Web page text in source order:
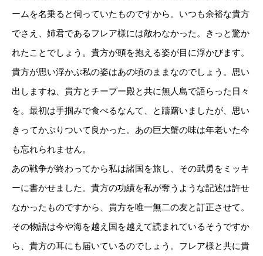
ームを名乗ると伺っていたものですから。いつも余裕な貴方
でさえ、姉君であるフレア様には敵わなかった。きっと驚か
れたことでしょう。貴方が頭を抱える姿が目に浮かびます。
貴方が思い浮かぶ私の姿はあの頃のままなのでしょう。思い
出しますね、貴方とチープー殿と共に無人島で語らった日々
を。最初は手掴みで食べるなんて、と躊躇いましたが、思い
きってかぶりついて良かった。あの巨大蟹の味は年老いた今
も忘れられません。
あの戦争が終わってから私は諸国を旅し、その武勇をミッキ
ーに書かせました。貴方の功績を私が奪うような記述は許せ
なかったものですから、貴方を唯一無二の友と訂正させて。
その物語は今や海を越え国を越えて読まれているそうですか
ら、貴方の耳にも届いているのでしょう。フレア様と共に貴